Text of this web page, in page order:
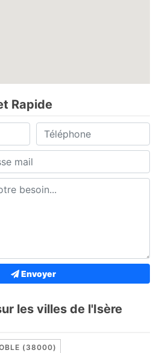
Rapide
Envoyer
les villes de l'Isère
(38000)